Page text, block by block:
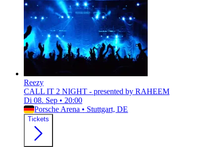
Reezy
CALL IT 2 NIGHT - presented by RAHEEM
Di 08. Sep • 20:00
Porsche Arena • Stuttgart, DE
Tickets